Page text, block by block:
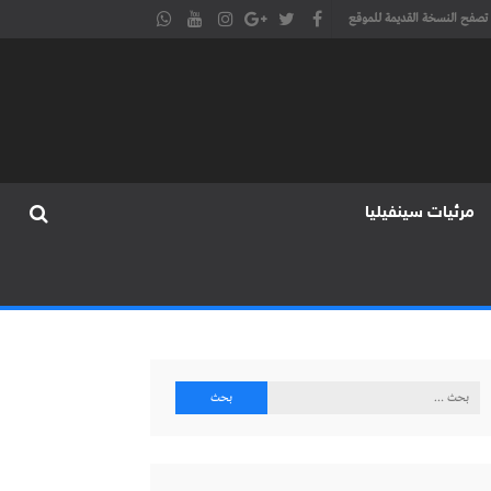
تصفح النسخة القديمة للموقع
مرئيات سينفيليا
البحث